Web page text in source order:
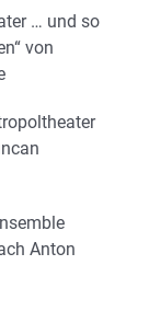
… und so
von
Anton